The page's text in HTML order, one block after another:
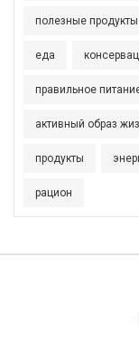
полезные продукты
еда
правильное
активный образ
продукты
рацион